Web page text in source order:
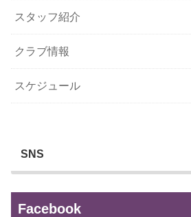
スタッフ紹介
クラブ情報
スケジュール
SNS
Facebook